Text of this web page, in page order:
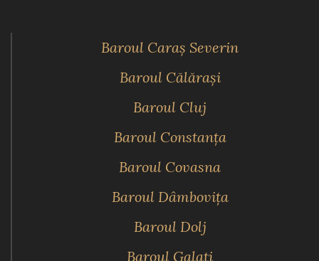
Baroul Caraş Severin
Baroul Călăraşi
Baroul Cluj
Baroul Constanţa
Baroul Covasna
Baroul Dâmboviţa
Baroul Dolj
Baroul Galaţi